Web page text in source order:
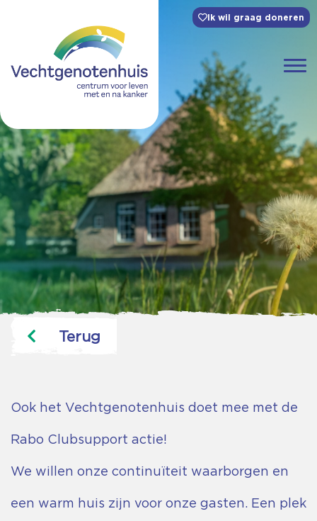
Ik wil graag doneren
Terug
Ook het Vechtgenotenhuis doet mee met de
Rabo Clubsupport actie!
We willen onze continuïteit waarborgen en
een warm huis zijn voor onze gasten. Een plek